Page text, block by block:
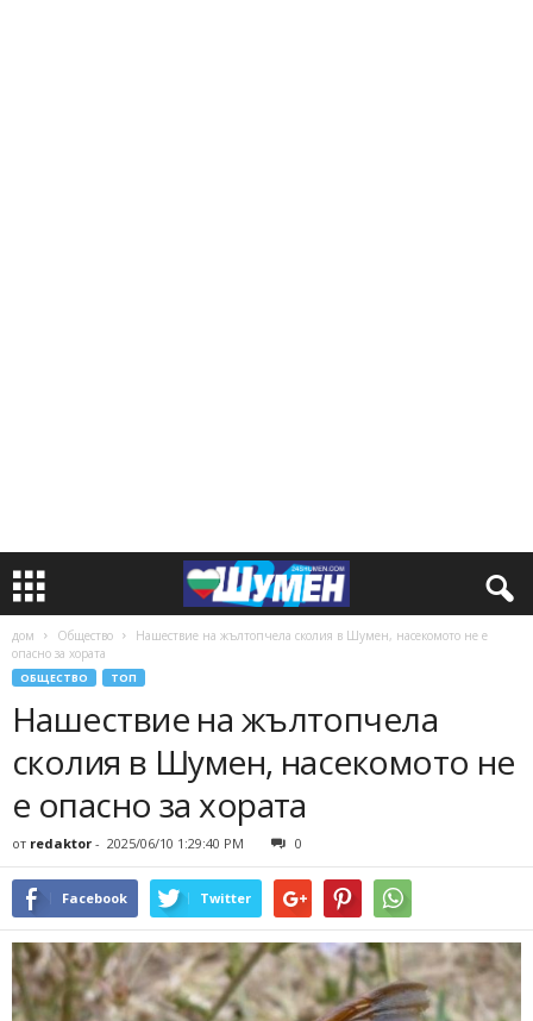
дом Общество
Нашествие на жълтопчела сколия в Шумен, насекомото не е
опасно за хората
ОБЩЕСТВО ТОП
Нашествие на жълтопчела
сколия в Шумен, насекомото не
е опасно за хората
от redaktor - 2025/06/10 1:29:40 PM 0
Facebook Twitter